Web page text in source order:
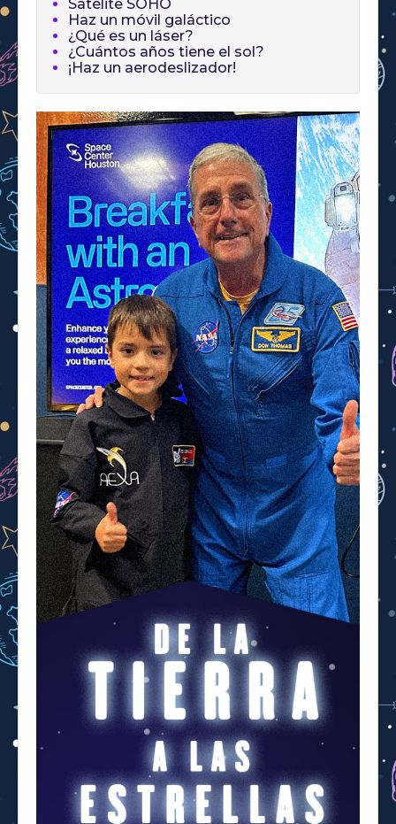
Satélite SOHO
Haz un móvil galáctico
¿Qué es un láser?
¿Cuántos años tiene el sol?
¡Haz un aerodeslizador!